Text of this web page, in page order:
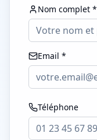
Nom complet *
Email *
Téléphone